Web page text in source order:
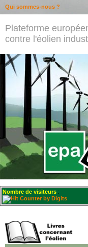
Plateforme
contre l'éolien
Nombre de visiteurs :
Qui sommes-nous ?